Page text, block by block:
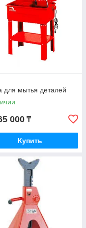
для мытья деталей
000 ₸
Купить